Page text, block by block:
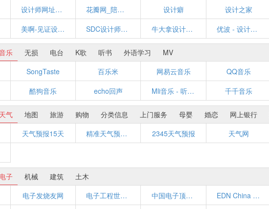
设计师网址导航 花瓣网_陪你做生活的设计师（发现、采集你喜欢的灵感、家居、穿搭、婚礼、美食、旅行、美图、商品等） 设计癖 设计之家
美啊-见证设计的力量 SDC设计师网址导航 - 学设计从这里开始！ 牛大拿设计师导航_Niudana.com 优波 - 设计师必备网址导航 - 发现优秀的设计与网站
乐 无损 电台 K歌 听书 外语学习
MV
SongTaste 百乐米 网易云音乐 QQ音乐
酷狗音乐 echo回声 Mli音乐 - 听到极致 - 乐随心动 - Growio音乐 千千音乐
天气 地图 旅游 购物 分类信息 上门服务 母婴 婚恋 网上银行
天气预报15天 精准天气预报一周,7天,24小时实况查询-围观天气 2345天气预报 天气网
电子 机械 建筑
土木
电子发烧友网 电子工程世界-创新电子设计之原-中国最专业的电子工程门户 中国电子顶级开发网(EETOP)-电子设计论坛、博客、超人气的电子工程师资料分享平台 EDN China 电子技术设计